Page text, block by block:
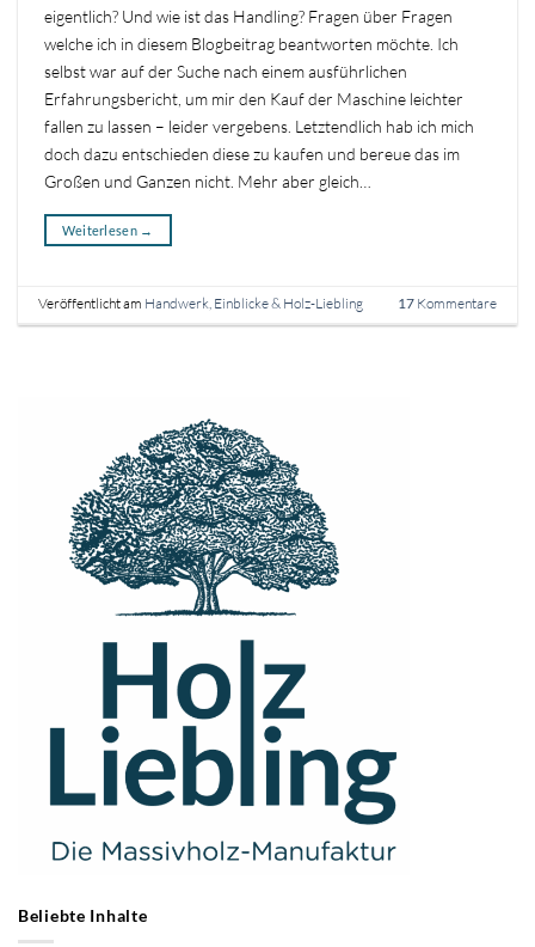
eigentlich? Und wie ist das Handling? Fragen über Fragen
welche ich in diesem Blogbeitrag beantworten möchte. Ich
selbst war auf der Suche nach einem ausführlichen
Erfahrungsbericht, um mir den Kauf der Maschine leichter
fallen zu lassen – leider vergebens. Letztendlich hab ich mich
doch dazu entschieden diese zu kaufen und bereue das im
Großen und Ganzen nicht. Mehr aber gleich…
Weiterlesen →
Veröffentlicht am Handwerk, Einblicke & Holz-Liebling 17Kommentare
Beliebte Inhalte